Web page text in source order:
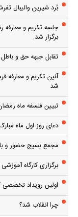
بُرد شیرین والیبال
جلسه تکریم و معارفه
برگزار شد.
تقابل جبهه حق و
آئین تکریم و معارفه
شد
تبیین فلسفه ماه
دعای روز اول ماه
مجمع بسیج حضور و
برگزاری کارگاه
اولین رویداد
چرا انقلاب شد؟